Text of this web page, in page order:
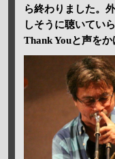
ら終わりました。
しそうに聴いてい
Thank Youと声をか